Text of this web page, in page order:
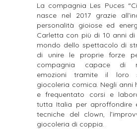
La compagnia Les Puces
nasce nel 2017 grazie
personalità gioiose ed
Carletta con più di 10 anni di
mondo dello spettacolo di
di unire le proprie forze
compagnia capace di
emozioni tramite il loro
giocoleria comica. Negli anni
e frequentato corsi e
tutta Italia per aproffondire
tecniche del clown,
giocoleria di coppia.